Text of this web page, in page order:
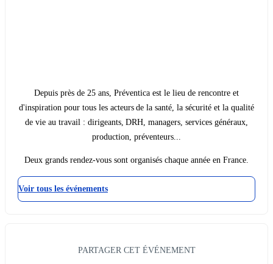
Depuis près de 25 ans, Préventica est le lieu de rencontre et
d'inspiration pour tous les acteurs de la santé, la sécurité et la qualité
de vie au travail : dirigeants, DRH, managers, services généraux,
production, préventeurs...
Deux grands rendez-vous sont organisés chaque année en France.
Voir tous les événements
PARTAGER CET ÉVÉNEMENT